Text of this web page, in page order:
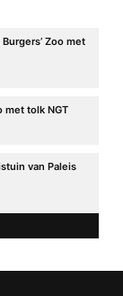
Zoo met
met tolk NGT
van Paleis